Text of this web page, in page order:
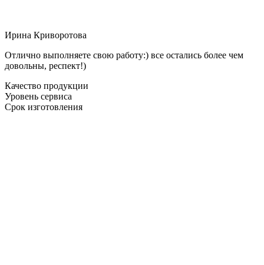
Ирина Криворотова
Отлично выполняете свою работу:) все остались более чем
довольны, респект!)
Качество продукции
Уровень сервиса
Срок изготовления